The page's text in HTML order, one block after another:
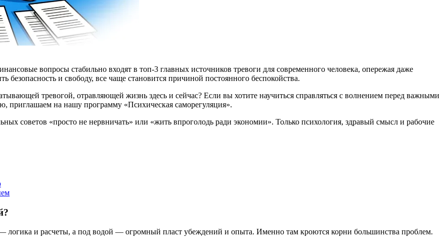
вопросы стабильно входят в топ-3 главных источников тревоги для современного человека, опережая даже
и свободу, все чаще становится причиной постоянного беспокойства.
тревогой, отравляющей жизнь здесь и сейчас? Если вы хотите научиться справляться с волнением перед важными
приглашаем на нашу программу «Психическая саморегуляция».
советов «просто не нервничать» или «жить впроголодь ради экономии». Только психология, здравый смысл и рабочие
логика и расчеты, а под водой — огромный пласт убеждений и опыта. Именно там кроются корни большинства проблем.